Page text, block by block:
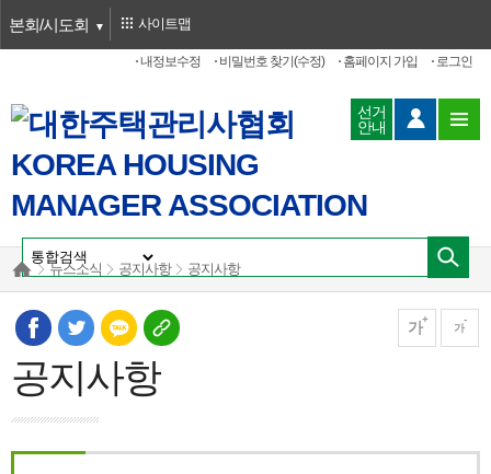
본회/시도회
로그인
홈페이지 가입
비밀번호 찾기(수정)
내정보수정
사이트맵
선거
안내
뉴스소식 공지사항 공지사항
가 가
공지사항